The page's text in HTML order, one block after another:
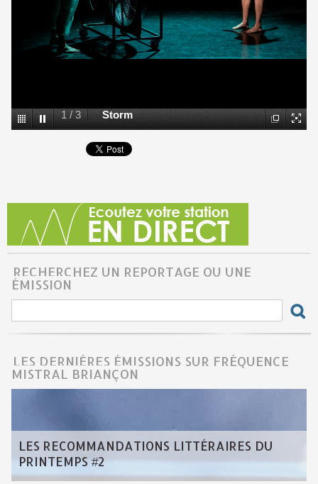
1 /3 Storm
RECHERCHEZ UN REPORTAGE OU UNE
ÉMISSION
LES DERNIÈRES ÉMISSIONS SUR FRÉQUENCE
MISTRAL BRIANÇON
LES RECOMMANDATIONS LITTÉRAIRES DU
PRINTEMPS #2